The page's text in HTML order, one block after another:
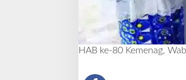
k
u
a
HAB ke-80 Kemenag,